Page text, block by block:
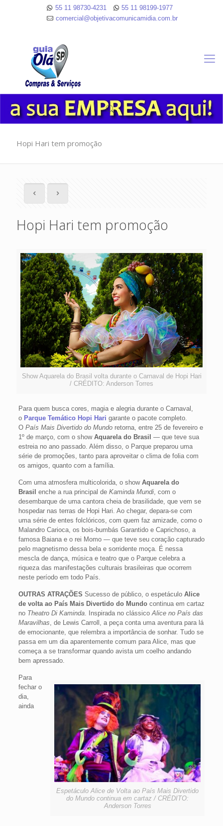
55 11 98730-4231
55 11 98199-1977
comercial@objetivacomunicamidia.com.br
Hopi Hari tem promoção
Hopi Hari tem promoção
Show Aquarela do Brasil volta durante o Carnaval de Hopi Hari
/ CRÉDITO: Anderson Torres
Para quem busca cores, magia e alegria durante o Carnaval,
o Parque Temático Hopi Hari garante o pacote completo.
OPaís Mais Divertido do Mundoretorna, entre 25 de fevereiro e
1º de março, com o show Aquarela do Brasil — que teve sua
estreia no ano passado. Além disso, o Parque preparou uma
série de promoções, tanto para aproveitar o clima de folia com
os amigos, quanto com a família.
Com uma atmosfera multicolorida, o show Aquarela do
Brasil enche a rua principal de Kaminda Mundi, com o
desembarque de uma cantora cheia de brasilidade, que vem se
hospedar nas terras de Hopi Hari. Ao chegar, depara-se com
uma série de entes folclóricos, com quem faz amizade, como o
Malandro Carioca, os bois-bumbás Garantido e Caprichoso, a
famosa Baiana e o rei Momo — que teve seu coração capturado
pelo magnetismo dessa bela e sorridente moça. É nessa
mescla de dança, música e teatro que o Parque celebra a
riqueza das manifestações culturais brasileiras que ocorrem
neste período em todo País.
OUTRAS ATRAÇÕES Sucesso de público, o espetáculo Alice
de volta ao País Mais Divertido do Mundocontinua em cartaz
no Theatro Di Kaminda. Inspirada no clássicoAlice no País das
Maravilhas, de Lewis Carroll, a peça conta uma aventura para lá
de emocionante, que relembra a importância de sonhar. Tudo se
passa em um dia aparentemente comum para Alice, mas que
começa a se transformar quando avista um coelho andando
bem apressado.
Espetáculo Alice de Volta ao País Mais Divertido
do Mundo continua em cartaz / CRÉDITO:
Anderson Torres
Para
fechar o
dia,
ainda